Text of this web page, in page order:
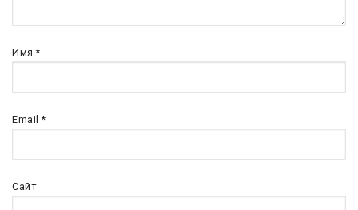
Имя*
Email*
Сайт